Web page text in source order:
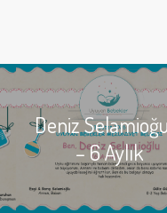
Deniz
– 6 Aylık